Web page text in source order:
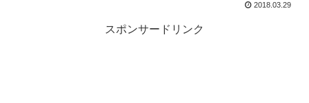
2018.03.29
スポンサードリンク